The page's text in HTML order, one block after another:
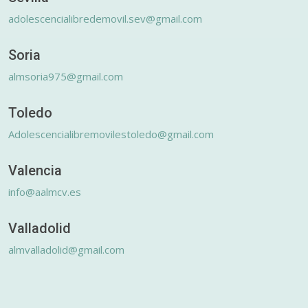
adolescencialibredemovil.sev@gmail.com
Soria
almsoria975@gmail.com
Toledo
Adolescencialibremovilestoledo@gmail.com
Valencia
info@aalmcv.es
Valladolid
almvalladolid@gmail.com